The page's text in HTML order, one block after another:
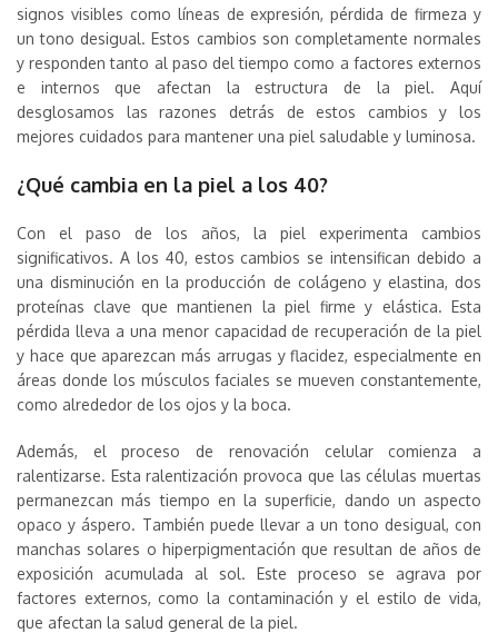
signos visibles como líneas de expresión, pérdida de firmeza y
un tono desigual. Estos cambios son completamente normales
y responden tanto al paso del tiempo como a factores externos
e internos que afectan la estructura de la piel. Aquí
desglosamos las razones detrás de estos cambios y los
mejores cuidados para mantener una piel saludable y luminosa.
¿Qué cambia en la piel a los 40?
Con el paso de los años, la piel experimenta cambios
significativos. A los 40, estos cambios se intensifican debido a
una disminución en la producción de colágeno y elastina, dos
proteínas clave que mantienen la piel firme y elástica. Esta
pérdida lleva a una menor capacidad de recuperación de la piel
y hace que aparezcan más arrugas y flacidez, especialmente en
áreas donde los músculos faciales se mueven constantemente,
como alrededor de los ojos y la boca.
Además, el proceso de renovación celular comienza a
ralentizarse. Esta ralentización provoca que las células muertas
permanezcan más tiempo en la superficie, dando un aspecto
opaco y áspero. También puede llevar a un tono desigual, con
manchas solares o hiperpigmentación que resultan de años de
exposición acumulada al sol. Este proceso se agrava por
factores externos, como la contaminación y el estilo de vida,
que afectan la salud general de la piel.